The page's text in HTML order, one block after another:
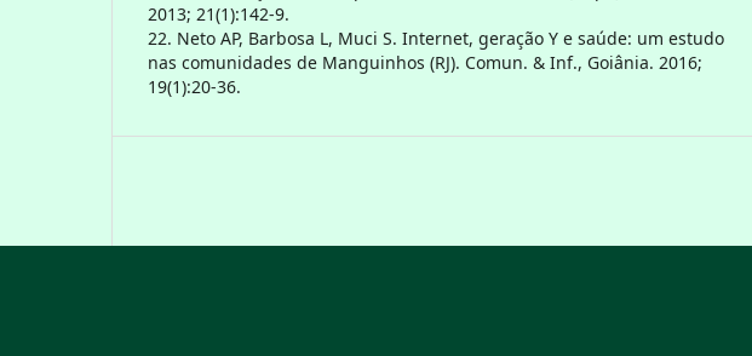
2013; 21(1):142-9.
22. Neto AP, Barbosa L, Muci S. Internet, geração Y e saúde: um estudo
nas comunidades de Manguinhos (RJ). Comun. & Inf., Goiânia. 2016;
19(1):20-36.